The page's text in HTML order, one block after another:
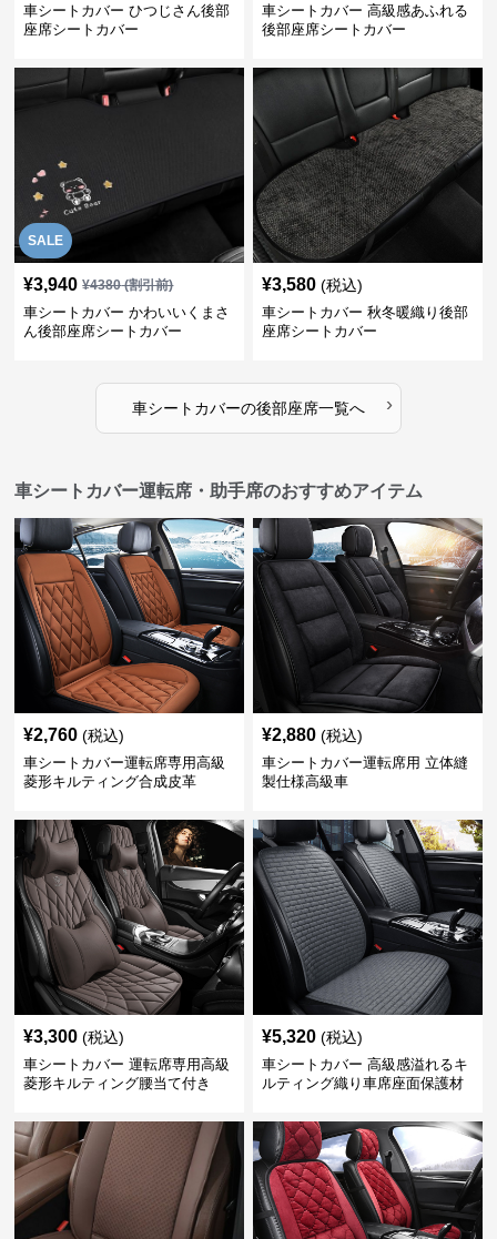
車シートカバー ひつじさん後部
座席シートカバー
車シートカバー 高級感あふれる
後部座席シートカバー
SALE
¥3,940 ¥4380(割引前)
車シートカバー かわいいくまさ
ん後部座席シートカバー
¥3,580 (税込)
車シートカバー 秋冬暖織り後部
座席シートカバー
車シートカバーの後部座席一覧へ ›
車シートカバー運転席・助手席のおすすめアイテム
¥2,760 (税込)
車シートカバー運転席専用高級
菱形キルティング合成皮革
¥2,880 (税込)
車シートカバー運転席用 立体縫
製仕様高級車
¥3,300 (税込)
車シートカバー 運転席専用高級
菱形キルティング腰当て付き
¥5,320 (税込)
車シートカバー 高級感溢れるキ
ルティング織り車席座面保護材